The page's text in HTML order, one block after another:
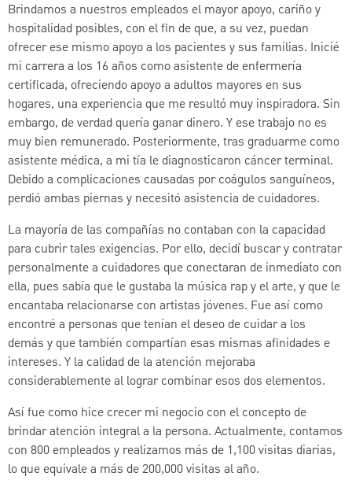
Brindamos a nuestros empleados el mayor apoyo, cariño y
hospitalidad posibles, con el fin de que, a su vez, puedan
ofrecer ese mismo apoyo a los pacientes y sus familias. Inicié
mi carrera a los 16 años como asistente de enfermería
certificada, ofreciendo apoyo a adultos mayores en sus
hogares, una experiencia que me resultó muy inspiradora. Sin
embargo, de verdad quería ganar dinero. Y ese trabajo no es
muy bien remunerado. Posteriormente, tras graduarme como
asistente médica, a mi tía le diagnosticaron cáncer terminal.
Debido a complicaciones causadas por coágulos sanguíneos,
perdió ambas piernas y necesitó asistencia de cuidadores.
La mayoría de las compañías no contaban con la capacidad
para cubrir tales exigencias. Por ello, decidí buscar y contratar
personalmente a cuidadores que conectaran de inmediato con
ella, pues sabía que le gustaba la música rap y el arte, y que le
encantaba relacionarse con artistas jóvenes. Fue así como
encontré a personas que tenían el deseo de cuidar a los
demás y que también compartían esas mismas afinidades e
intereses. Y la calidad de la atención mejoraba
considerablemente al lograr combinar esos dos elementos.
Así fue como hice crecer mi negocio con el concepto de
brindar atención integral a la persona. Actualmente, contamos
con 800 empleados y realizamos más de 1,100 visitas diarias,
lo que equivale a más de 200,000 visitas al año.